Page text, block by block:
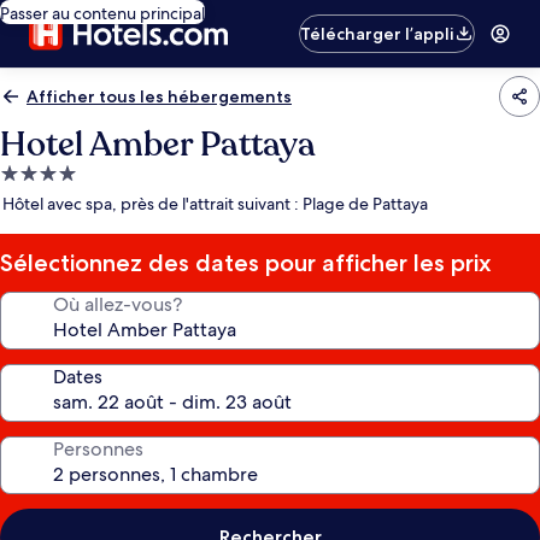
Passer au contenu principal
Télécharger l’appli
Afficher tous les hébergements
Hotel Amber Pattaya
Hébergement
4.0 étoiles
Hôtel avec spa, près de l'attrait suivant : Plage de Pattaya
Sélectionnez des dates pour afficher les prix
Où allez-vous?
Dates
Personnes